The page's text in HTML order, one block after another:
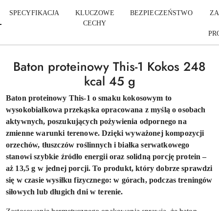
SPECYFIKACJA
KLUCZOWE
CECHY
BEZPIECZEŃSTWO
Baton proteinowy This-1 Kokos 248
kcal 45 g
Baton proteinowy This-1 o smaku kokosowym to
wysokobiałkowa przekąska opracowana z myślą o osobach
aktywnych, poszukujących pożywienia odpornego na
zmienne warunki terenowe. Dzięki wyważonej kompozycji
orzechów, tłuszczów roślinnych i białka serwatkowego
stanowi szybkie źródło energii oraz solidną porcję protein –
aż 13,5 g w jednej porcji. To produkt, który dobrze sprawdzi
się w czasie wysiłku fizycznego: w górach, podczas treningów
siłowych lub długich dni w terenie.